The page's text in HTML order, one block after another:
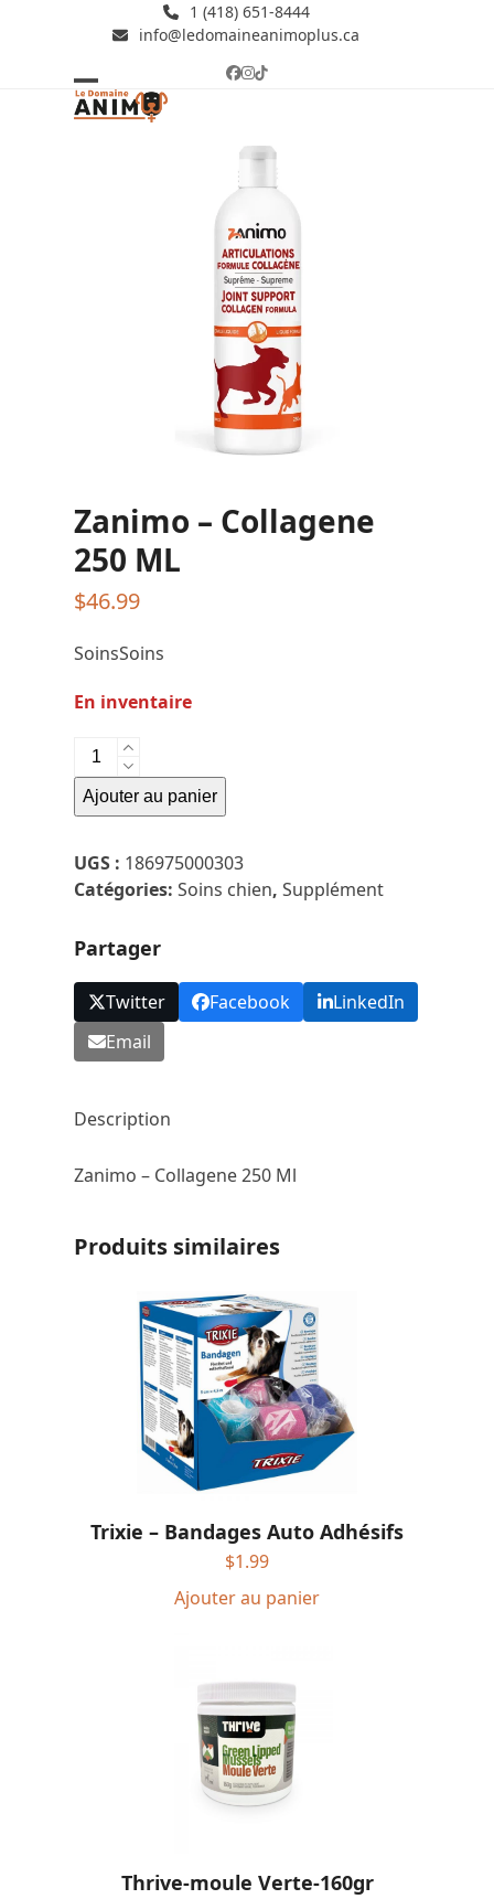
1 (418) 651-8444
info@ledomaineanimoplus.ca
Facebook
Instagram
Tiktok
Open
Close
Zanimo – Collagene
250 ML
$46.99
SoinsSoins
En inventaire
quantité
de
Zanimo
Collagene
250
Ajouter au panier
UGS : 186975000303
Catégories:Soins chien,Supplément
Partager
Twitter Facebook
LinkedIn
Email
Description
Zanimo – Collagene 250 Ml
Produits similaires
Trixie – Bandages Auto Adhésifs
$1.99
Ajouter au panier
Thrive-moule Verte-160gr